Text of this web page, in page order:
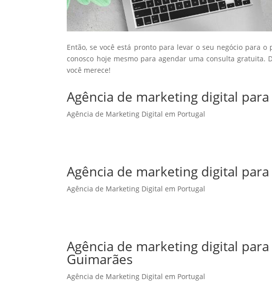
Então, se você está pronto para levar o seu negócio para o
conosco hoje mesmo para agendar uma consulta gratuita.
você merece!
Agência de marketing digital
Agência de Marketing Digital em Portugal
Agência de marketing digital
Agência de Marketing Digital em Portugal
Agência de marketing digital
Guimarães
Agência de Marketing Digital em Portugal